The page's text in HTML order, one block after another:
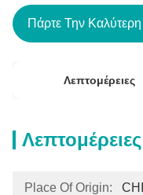
Πάρτε Την Καλύτερη
Λεπτομέρειες
Λεπτομέρειες
Place Of Origin: